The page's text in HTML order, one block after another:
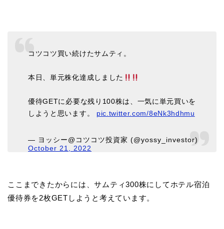
コツコツ買い続けたサムティ。
本日、単元株化達成しました
優待GETに必要な残り100株は、一気に単元買いを
しようと思います。 pic.twitter.com/8eNk3hdhmu
— ヨッシー@コツコツ投資家 (@yossy_investor)
October 21, 2022
ここまできたからには、サムティ300株にしてホテル宿泊
優待券を2枚GETしようと考えています。